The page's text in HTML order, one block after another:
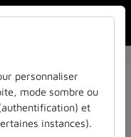
:
et-societe
personnaliser
mode sombre ou
et
instances).